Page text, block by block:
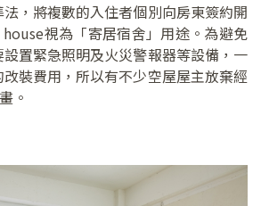
，將複數的入住者個別向房東簽約開
視為「寄居宿舍」用途。為避免
置緊急照明及火災警報器等設備，一
裝費用，所以有不少空屋屋主放棄經
。